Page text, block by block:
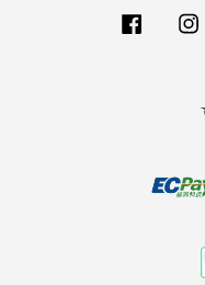
Facebook